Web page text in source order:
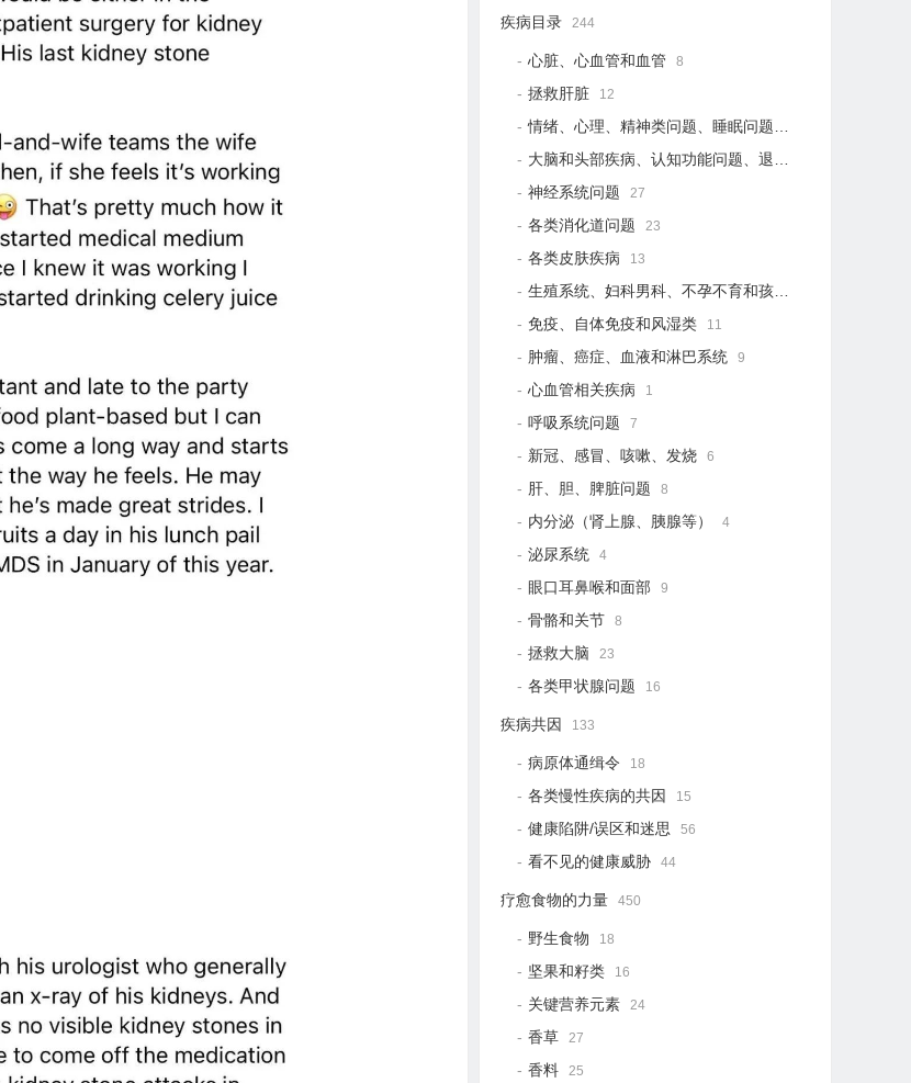
疾病目录 244
心脏、心血管和血管 8
拯救肝脏 12
情绪、心理、精神类问题、睡眠问题 18
大脑和头部疾病、认知功能问题、退行性疾病
神经系统问题 27
各类消化道问题 23
各类皮肤疾病 13
生殖系统、妇科男科、不孕不育和孩子健康
免疫、自体免疫和风湿类 11
肿瘤、癌症、血液和淋巴系统 9
心血管相关疾病 1
呼吸系统问题 7
新冠、感冒、咳嗽、发烧 6
肝、胆、脾脏问题 8
内分泌（肾上腺、胰腺等） 4
泌尿系统 4
眼口耳鼻喉和面部 9
骨骼和关节 8
拯救大脑 23
各类甲状腺问题 16
疾病共因 133
病原体通缉令 18
各类慢性疾病的共因 15
健康陷阱/误区和迷思 56
看不见的健康威胁 44
疗愈食物的力量 450
野生食物 18
坚果和籽类 16
关键营养元素 24
香草 27
香料 25